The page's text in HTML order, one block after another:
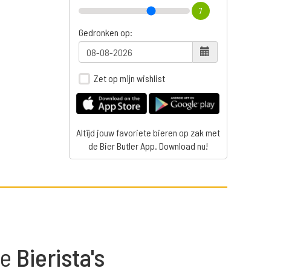
7
Gedronken op:
Zet op mijn wishlist
Altijd jouw favoriete bieren op zak met
de Bier Butler App. Download nu!
Bierista's